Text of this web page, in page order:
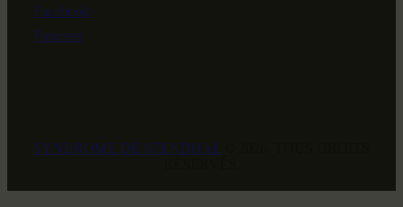
Facebook
Pinterest
SYNDROME DE STENDHAL